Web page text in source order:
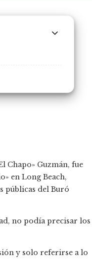
Chapo» Guzmán, fue
en Long Beach,
públicas del Buró
no podía precisar los
y solo referirse a lo